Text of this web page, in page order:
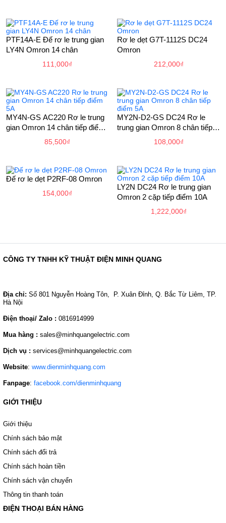
PTF14A-E Đế rơ le trung gian
LY4N Omron 14 chân
111,000₫
Rơ le dẹt G7T-1112S DC24
Omron
212,000₫
MY4N-GS AC220 Rơ le trung
gian Omron 14 chân tiếp điểm
85,500₫
MY2N-D2-GS DC24 Rơ le
trung gian Omron 8 chân tiếp
108,000₫
Đế rơ le dẹt P2RF-08 Omron
154,000₫
LY2N DC24 Rơ le trung gian
Omron 2 cặp tiếp điểm 10A
1,222,000₫
CÔNG TY TNHH KỸ THUẬT ĐIỆN MINH QUANG
Địa chỉ: Số 801 Nguyễn Hoàng Tôn, P. Xuân Đỉnh, Q. Bắc Từ Liêm, TP.
Hà Nội
Điện thoại/ Zalo : 0816914999
Mua hàng : sales@minhquangelectric.com
Dịch vụ : services@minhquangelectric.com
Website: www.dienminhquang.com
Fanpage: facebook.com/dienminhquang
GIỚI THIỆU
Giới thiệu
Chính sách bảo mật
Chính sách đổi trả
Chính sách hoàn tiền
Chính sách vận chuyển
Thông tin thanh toán
ĐIỆN THOẠI BÁN HÀNG